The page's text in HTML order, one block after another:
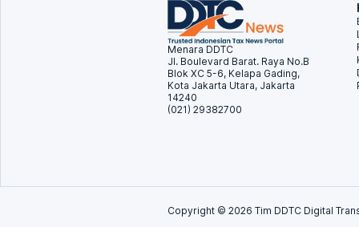
Menara DDTC
Jl. Boulevard Barat. Raya No.B
Blok XC 5-6, Kelapa Gading,
Kota Jakarta Utara, Jakarta
14240
(021) 29382700
Copyright © 2026 Tim DDTC Digital